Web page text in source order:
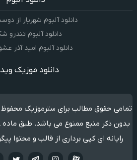
دانلود آلبوم شهریار از
دانلود آلبوم تندرو
دانلود آلبوم امید آذر
دانلود موزیک
تمامی حقوق مطالب برای سترموزیک
رایانه ای کپی برداری از قالب و محتوا